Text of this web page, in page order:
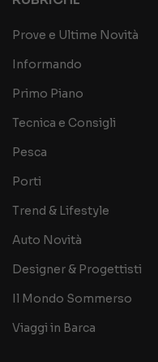
Prove e Ultime Novità
Informando
Primo Piano
Tecnica e Consigli
Pesca
Porti
Trend & Lifestyle
Auto Novità
Designer & Progettisti
Il Mondo Sommerso
Viaggi in Barca